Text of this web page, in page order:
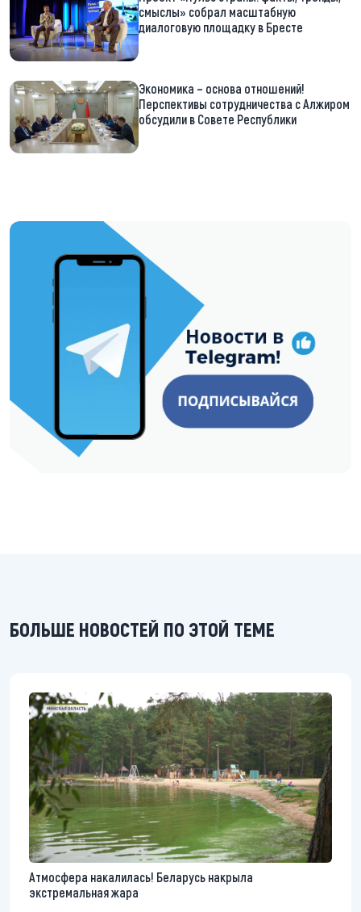
смыслы» собрал масштабную
диалоговую площадку в Бресте
Экономика – основа отношений!
Перспективы сотрудничества с Алжиром
обсудили в Совете Республики
https://t.me/minskctvby
БОЛЬШЕ НОВОСТЕЙ ПО ЭТОЙ ТЕМЕ
Атмосфера накалилась! Беларусь накрыла
экстремальная жара